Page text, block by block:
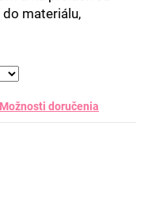
materiálu,
Možnosti doručenia